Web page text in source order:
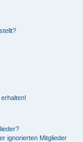
ignorierten Mitglieder